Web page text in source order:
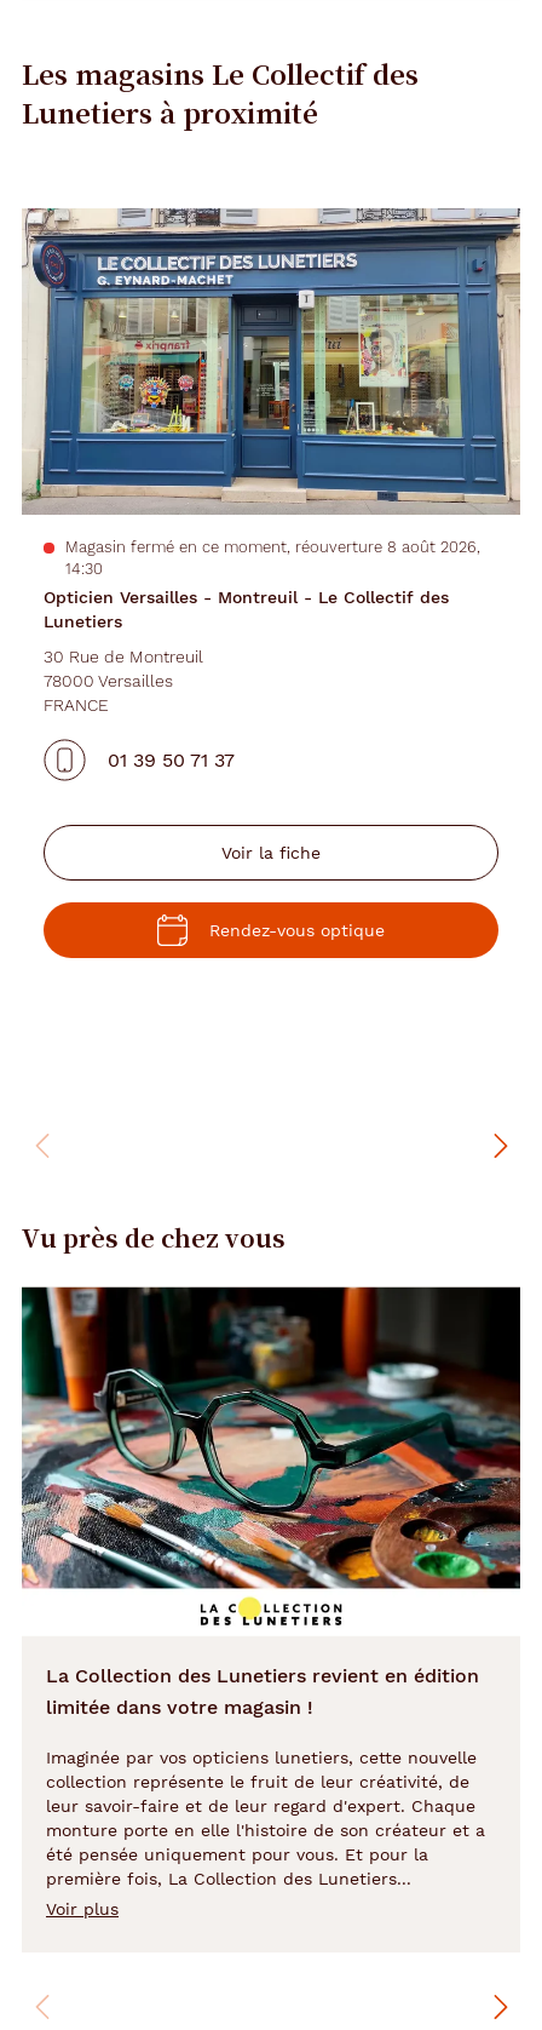
Les magasins Le Collectif des
Lunetiers à proximité
Opticien
Versailles
-
Montreuil
Collectif
des
Lunetiers
Voir
la
fiche
Opticien Versailles - Montreuil - Le Collectif des
Lunetiers
Magasin fermé en ce moment, réouverture 8 août 2026,
14:30
30 Rue de Montreuil
78000 Versailles
FRANCE
01 39 50 71 37
Voir la fiche
Rendez-vous optique
Précédent
Suivant
Vu près de chez vous
La Collection des Lunetiers revient en édition
limitée dans votre magasin !
Imaginée par vos opticiens lunetiers, cette nouvelle
collection représente le fruit de leur créativité, de
leur savoir-faire et de leur regard d'expert. Chaque
monture porte en elle l'histoire de son créateur et a
été pensée uniquement pour vous. Et pour la
première fois, La Collection des Lunetiers...
Voir plus
de
Collection
Précédent
Suivant